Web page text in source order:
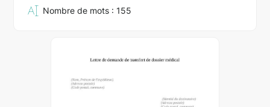
Nombre de mots : 155